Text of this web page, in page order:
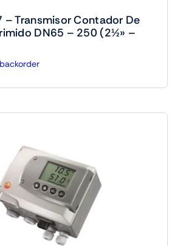
– Transmisor Contador De
DN65 – 250 (2½» –